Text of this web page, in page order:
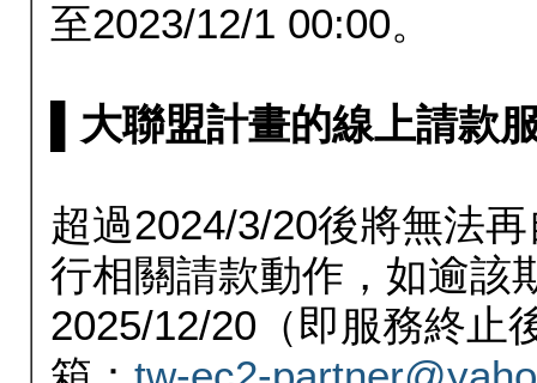
至2023/12/1 00:00。
▌大聯盟計畫的線上請款
超過2024/3/20後將無法
行相關請款動作，如逾該
2025/12/20（即服務終止